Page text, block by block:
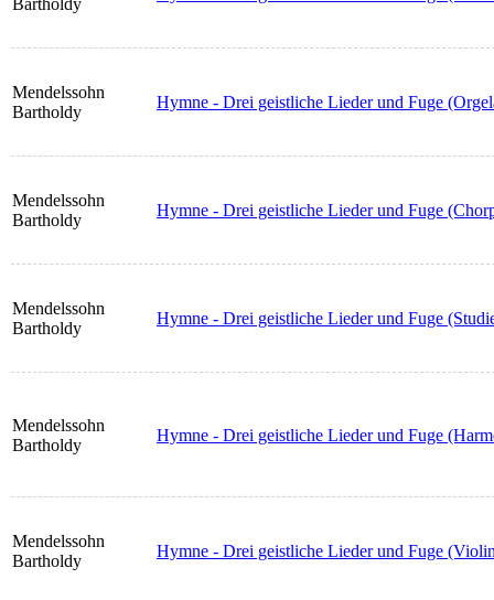
Bartholdy
Mendelssohn
Bartholdy
Hymne - Drei geistliche Lieder und Fuge
Mendelssohn
Bartholdy
Hymne - Drei geistliche Lieder und Fuge
Mendelssohn
Bartholdy
Hymne - Drei geistliche Lieder und Fuge
Mendelssohn
Bartholdy
Hymne - Drei geistliche Lieder und Fuge
Mendelssohn
Bartholdy
Hymne - Drei geistliche Lieder und Fuge